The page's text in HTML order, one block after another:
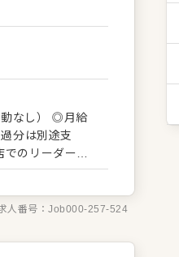
ーリー性など
味わっていた
さんとの密な
想いをしっか
あり、良い素
そして仕入れ
想、表情など
からこそ、他
分は別途支
/未経験／20歳：
人番号：Job000-257-524